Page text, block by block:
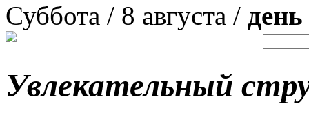
Суббота / 8 августа /
Увлекательный